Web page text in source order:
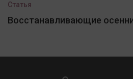
Статья
Восстанавливающие